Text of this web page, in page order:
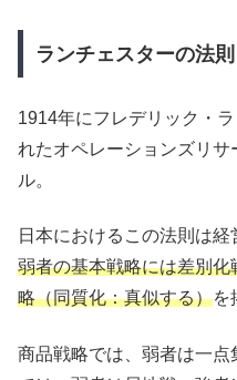
ランチェスターの法則
1914年にフレデリック・
れたオペレーションズリ
ル。
日本におけるこの法則は経
弱者の基本戦略には差別化
略（同質化：真似する）を
商品戦略では、弱者は一点